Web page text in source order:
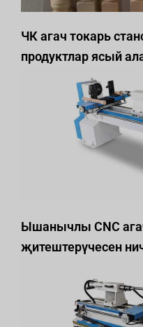
ЧК агач токарь
продуктлар ясый
Ышанычлы CNC
җитештерүчесен